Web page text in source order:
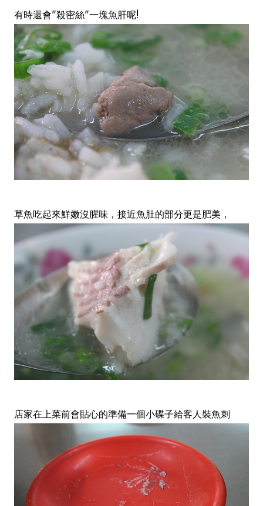
有時還會"殺密絲"一塊魚肝呢!
草魚吃起來鮮嫩沒腥味，接近魚肚的部分更是肥美，
店家在上菜前會貼心的準備一個小碟子給客人裝魚刺